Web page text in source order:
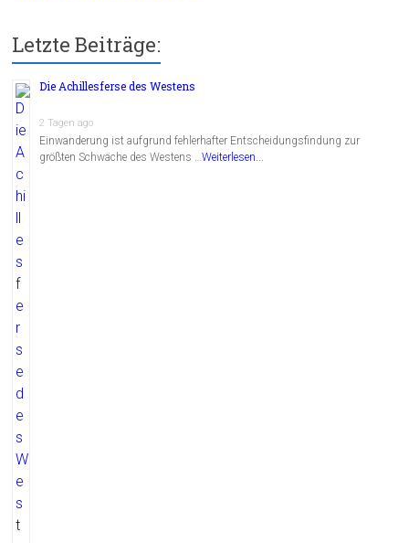
Letzte Beiträge:
Die Achillesferse des Westens
2 Tagen ago
Einwanderung ist aufgrund fehlerhafter Entscheidungsfindung zur
größten Schwäche des Westens …Weiterlesen...